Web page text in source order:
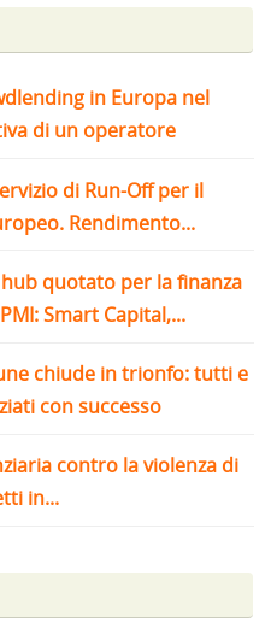
in Europa nel
di un operatore
di Run-Off per il
Rendimento...
quotato per la finanza
Smart Capital,...
chiude in trionfo: tutti e
con successo
contro la violenza di
in...